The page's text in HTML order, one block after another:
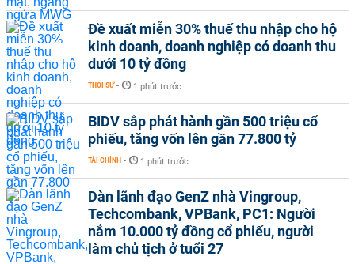
Đề xuất miễn 30% thuế thu nhập cho hộ
kinh doanh, doanh nghiệp có doanh thu
dưới 10 tỷ đồng
THỜI SỰ - 1 phút trước
BIDV sắp phát hành gần 500 triệu cổ
phiếu, tăng vốn lên gần 77.800 tỷ
TÀI CHÍNH - 1 phút trước
Dàn lãnh đạo GenZ nhà Vingroup,
Techcombank, VPBank, PC1: Người
nắm 10.000 tỷ đồng cổ phiếu, người
làm chủ tịch ở tuổi 27